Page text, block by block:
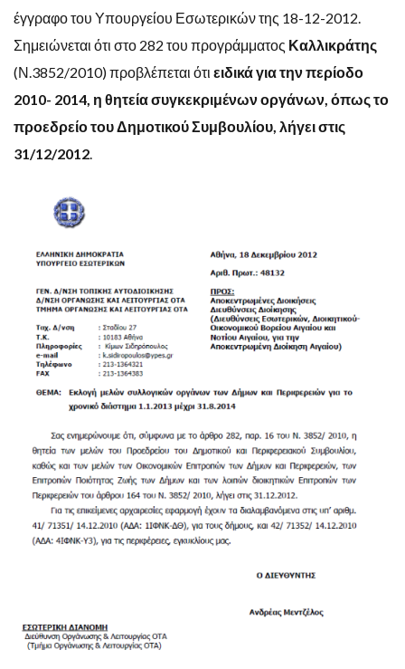
έγγραφο του Υπουργείου Εσωτερικών της 18-12-2012.
Σημειώνεται ότι στο 282 του προγράμματος Καλλικράτης
(Ν.3852/2010) προβλέπεται ότι ειδικά για την περίοδο
2010- 2014, η θητεία συγκεκριμένων οργάνων, όπως το
προεδρείο του Δημοτικού Συμβουλίου, λήγει στις
31/12/2012